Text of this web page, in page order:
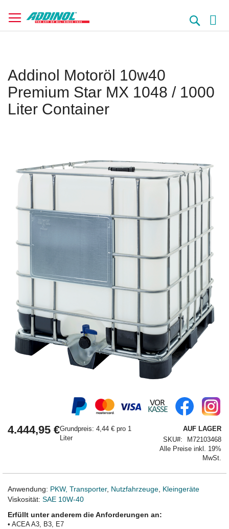
zum
Inhalt
Suche
Addinol Motoröl 10w40
Premium Star MX 1048 / 1000
Liter Container
4.444,95 €Grundpreis: 4,44 € pro 1
Liter
AUF LAGER
SKU
M72103468
Alle Preise inkl. 19%
MwSt.
Anwendung: PKW, Transporter, Nutzfahrzeuge Kleingeräte
Viskosität: SAE 10W-40
Erfüllt unter anderem die Anforderungen an:
• ACEA A3, B3, E7
Bildergalerie
der
Bildergalerie